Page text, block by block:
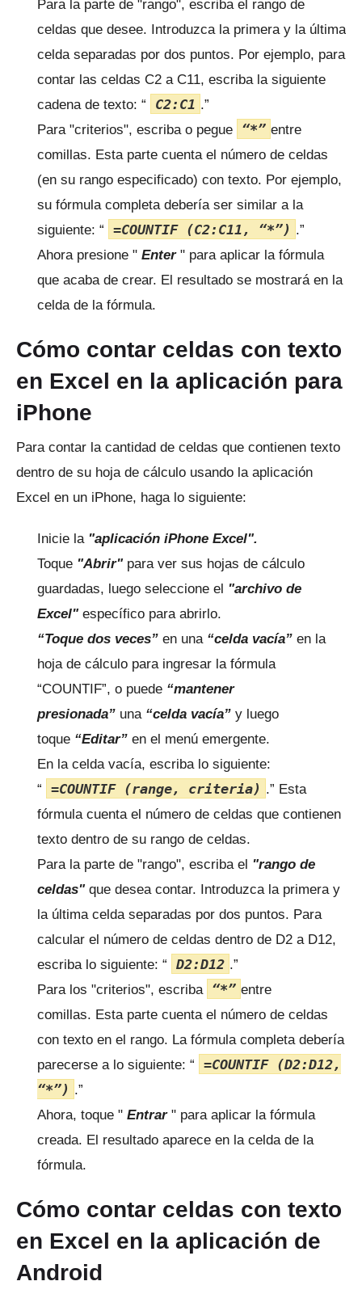
Para la parte de "rango", escriba el rango de
celdas que desee. Introduzca la primera y la última
celda separadas por dos puntos. Por ejemplo, para
contar las celdas C2 a C11, escriba la siguiente
cadena de texto: “
C2:C1 .”
Para "criterios", escriba o pegue
“*” entre
comillas. Esta parte cuenta el número de celdas
(en su rango especificado) con texto. Por ejemplo,
su fórmula completa debería ser similar a la
siguiente: “
=COUNTIF (C2:C11, “*”) .”
Ahora presione " Enter" para aplicar la fórmula
que acaba de crear. El resultado se mostrará en la
celda de la fórmula.
Cómo contar celdas con texto
en Excel en la aplicación para
iPhone
Para contar la cantidad de celdas que contienen texto
dentro de su hoja de cálculo usando la aplicación
Excel en un iPhone, haga lo siguiente:
Inicie la "aplicación iPhone Excel".
Toque "Abrir" para ver sus hojas de cálculo
guardadas, luego seleccione el "archivo de
Excel" específico para abrirlo.
“Toque dos veces” en una“celda vacía” en la
hoja de cálculo para ingresar la fórmula
“COUNTIF”, o puede “mantener
presionada” una“celda vacía” y luego
toque “Editar” en el menú emergente.
En la celda vacía, escriba lo siguiente:
“
=COUNTIF (range, criteria) .” Esta
fórmula cuenta el número de celdas que contienen
texto dentro de su rango de celdas.
Para la parte de "rango", escriba el "rango de
celdas" que desea contar. Introduzca la primera y
la última celda separadas por dos puntos. Para
calcular el número de celdas dentro de D2 a D12,
escriba lo siguiente: “
D2:D12 .”
Para los "criterios", escriba “*” entre
comillas. Esta parte cuenta el número de celdas
con texto en el rango. La fórmula completa debería
parecerse a lo siguiente: “
=COUNTIF (D2:D12,
“*”) .”
Ahora, toque " Entrar" para aplicar la fórmula
creada. El resultado aparece en la celda de la
fórmula.
Cómo contar celdas con texto
en Excel en la aplicación de
Android